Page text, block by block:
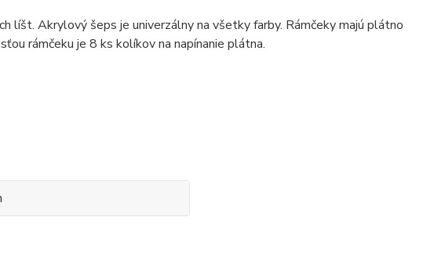
líšt. Akrylový šeps je univerzálny na všetky farby. Rámčeky majú plátno
rámčeku je 8 ks kolíkov na napínanie plátna.